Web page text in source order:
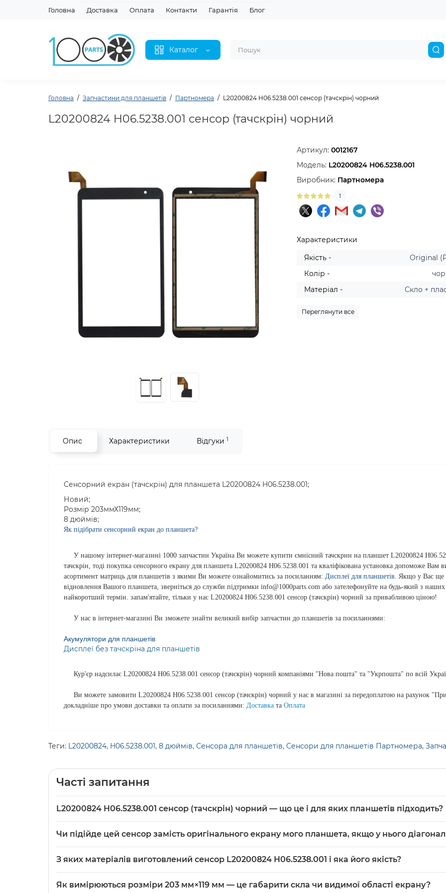
Головна Доставка Оплата Контакти Гарантія Блог
Каталог
Головна Запчастини для планшетів Партномера L20200824 H06.5238.001 сенсор (тачскрін) чорний
L20200824 H06.5238.001 сенсор (тачскрін) чорний
Артикул:0012167
Модель: L20200824 H06.5238.001
Виробник: Партномера
1
Характеристики
Якість -
Original
Колір -
Матеріал -
Скло +
Переглянути все
Опис Характеристики Відгуки 1
Сенсорний екран (тачскрін) для планшета L20200824 H06.5238.001;
Новий;
Розмір 203ммХ119мм;
8 дюймів;
Як підібрати сенсорний екран до планшета?
У нашому інтернет-магазині 1000 запчастин Україна Ви можете купити ємнісний тачскрин на планшет L20200824
тачскрін, тоді покупка сенсорного екрану для планшета L20200824 H06.5238.001 та кваліфікована установка допоможе
асортимент матриць для планшетів з якими Ви можете ознайомитись за посиланням: Дисплеї для планшетів. Якщо у Вас ще
відновлення Вашого планшета, зверніться до служби підтримки info@1000parts.com або зателефонуйте на будь-який з
найкоротший термін. запам'ятайте, тільки у нас L20200824 H06.5238.001 сенсор (тачскрін) чорний за привабливою ціною!
У нас в інтернет-магазині Ви зможете знайти великий вибір запчастин до планшетів за посиланнями:
Акумулятори для планшетів
Дисплеї без тачскріна для планшетів
Кур'єр надсилає L20200824 H06.5238.001 сенсор (тачскрін) чорний компаніями "Нова пошта" та "Укрпошта" по всій
Ви можете замовити L20200824 H06.5238.001 сенсор (тачскрін) чорний у нас в магазині за передоплатою на рахунок
докладніше про умови доставки та оплати за посиланнями: Доставка та Оплата
Теги: L20200824, H06.5238.001, 8 дюймів, Сенсора для планшетів, Сенсори для планшетів Партномера,
Часті запитання
L20200824 H06.5238.001 сенсор (тачскрін) чорний — що це і для яких планшетів підходить?
Виготовлений зі скла та пластику, якості Original (PRC), підходить для заміни на планшетах із
Чи підійде цей сенсор замість оригінального екрану мого планшета, якщо у нього
Перевірте сумісність розташування роз’ємів та шлейфів — у описі вказані тільки розмір, матеріал
З яких матеріалів виготовлений сенсор L20200824 H06.5238.001 і яка його якість?
виробництва зі стандартними матеріалами для таких панелей.
Як вимірюються розміри 203 мм×119 мм — це габарити скла чи видимої області екрану?